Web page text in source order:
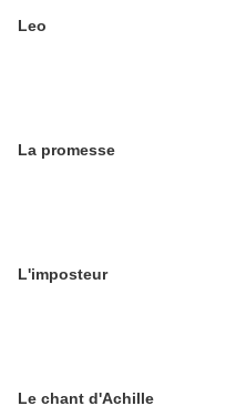
Leo
La promesse
L'imposteur
Le chant d'Achille